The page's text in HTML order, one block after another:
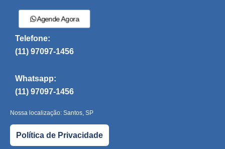
Agende Agora
Telefone:
(11) 97097-1456
Whatsapp:
(11) 97097-1456
Nossa localização: Santos, SP
Política de Privacidade